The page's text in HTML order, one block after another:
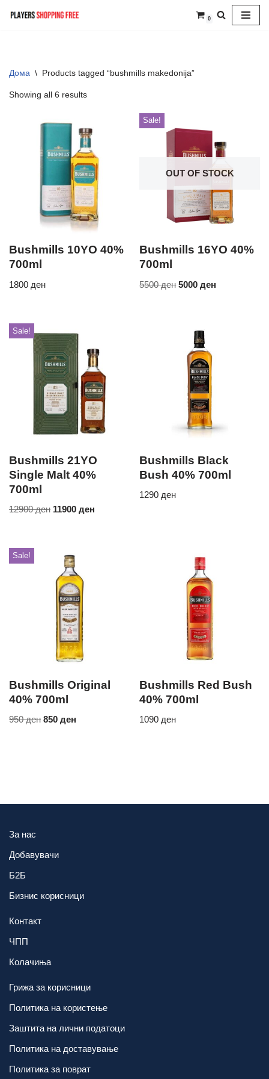
0
Дома \ Products tagged “bushmills makedonija”
Showing all 6 results
Bushmills 10YO 40%
700ml
1800 ден
OUT OF STOCK
Sale!
Bushmills 16YO 40%
700ml
5500ден 5000ден
Sale!
Bushmills 21YO
Single Malt 40%
700ml
12900ден 11900 ден
Bushmills Black
Bush 40% 700ml
1290 ден
Sale!
Bushmills Original
40% 700ml
950ден 850 ден
Bushmills Red Bush
40% 700ml
1090 ден
За нас
Добавувачи
Б2Б
Бизнис корисници
Контакт
ЧПП
Колачиња
Грижа за корисници
Политика на користење
Заштита на лични податоци
Политика на доставување
Политика за поврат